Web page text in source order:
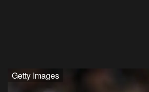
Getty Images